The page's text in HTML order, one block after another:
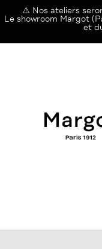
⚠️ Nos ateliers
Le showroom Margot
et